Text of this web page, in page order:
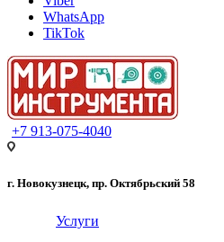
WhatsApp
TikTok
+7 913-075-4040
г. Новокузнецк, пр. Октябрьский 58
Услуги